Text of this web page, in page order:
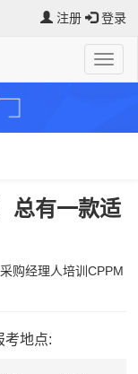
注册 登录
总有一款适
采购经理人培训CPPM
考地点: